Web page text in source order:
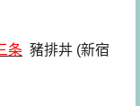
条 豬排丼 (新宿